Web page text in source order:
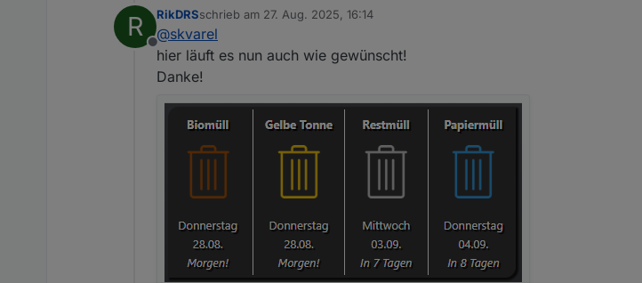
Ich werte im Script das Objekt 'daysLeft' aus. Eventuell liegt das an der 0 !?
Danach bitte einmal mein Script neu starten.
R
Offline
RikDRSschrieb am 27. Aug. 2025, 16:14
zuletzt editiert von
@skvarel
hier läuft es nun auch wie gewünscht!
Danke!